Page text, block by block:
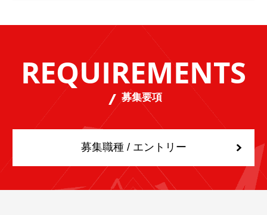
REQUIREMENTS
募集要項
募集職種 / エントリー